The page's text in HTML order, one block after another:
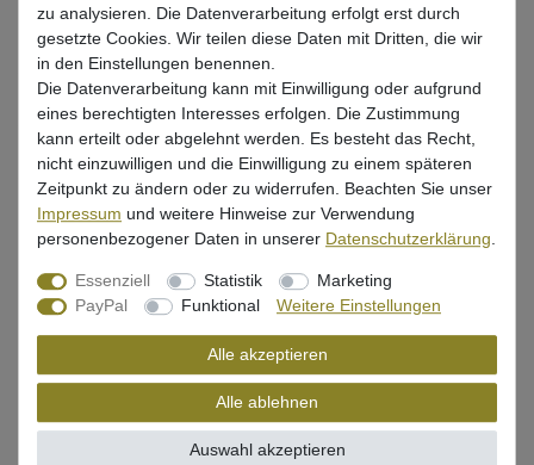
Beschreibung
Bewertung
Produktsicherheit
Stabiles Fox Rod Pod für 3 Ruten
Rod Pod mit 4 Beinen (2x 33cm und 2x 25cm - Maße
im eingeschobenen Zustand)
Winkel der Beine sind verstellbar mit einem neuen
Verstellmechanismus
zu analysieren. Die Datenverarbeitung erfolgt erst durch
gesetzte Cookies. Wir teilen diese Daten mit Dritten, die wir
in den Einstellungen benennen.
Die Datenverarbeitung kann mit Einwilligung oder aufgrund
eines berechtigten Interesses erfolgen. Die Zustimmung
kann erteilt oder abgelehnt werden. Es besteht das Recht,
nicht einzuwilligen und die Einwilligung zu einem späteren
Zeitpunkt zu ändern oder zu widerrufen. Beachten Sie unser
Impressum und weitere Hinweise zur Verwendung
personenbezogener Daten in unserer Daten­schutz­erklärung.
Essenziell Statistik
Marketing
PayPal
Funktional Weitere Einstellungen
Alle akzeptieren
Alle ablehnen
Auswahl akzeptieren